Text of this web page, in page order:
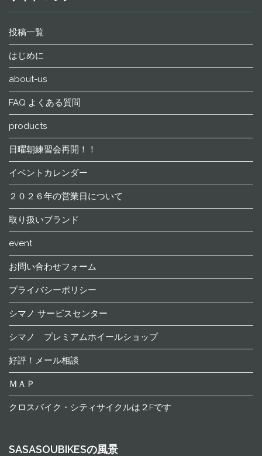
投稿一覧
はじめに
about-us
FAQ よくある質問
products
日曜朝練習会再開！！
イベントカレンダー
２０２６年の営業日について
取り扱いブランド
event
お問い合わせフォーム
プライバシーポリシー
シマノ サービスセンター
シマノ プレミアムホイールショップ
好評！メール相談
ＭＡＰ
クロスバイク・シティサイクルは２Fです
SASASOUBIKESの風景